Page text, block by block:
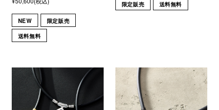
NEW
限定販売
送料無料
限定販売 送料無料